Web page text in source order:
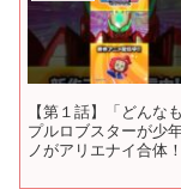
【第１話】「どんな
プルロブスターが少
ノがアリエナイ合体